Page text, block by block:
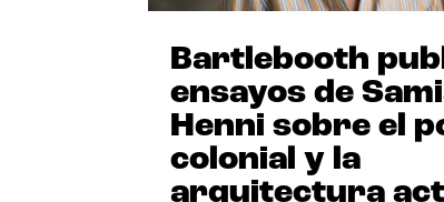
Bartlebooth
ensayos de
Henni sobre el
colonial y la
arquitectura